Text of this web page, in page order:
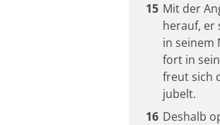
15 Mit der
herauf, er
in seinem
fort in
freut sich
jubelt.
16 Deshalb